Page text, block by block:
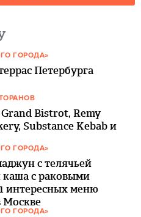
ГОРОДА»
Петербурга
Bistrot, Remy
Substance Kebab и
ГОРОДА»
с телячьей
каша с раковыми
интересных меню
Москве
ГОРОДА»